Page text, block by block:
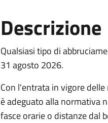
Descrizione
Qualsiasi tipo di
31 agosto 2026.
Con l'entrata in vigore
è adeguato alla normativa
fasce orarie o distanze dal